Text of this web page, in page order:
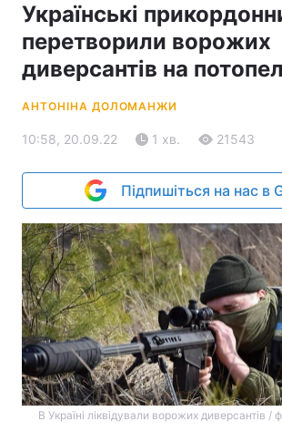
Українські
перетворили ворожих
диверсантів на
АНТОНІНА ДОЛОМАНЖИ
10:58, 20.09.22 1 хв. 21543
Підпишіться на нас в
В Україні ліквідували ворожих диверсантів /